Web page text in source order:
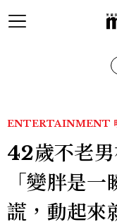
ENTERTAINMENT
42歲不老男
「變胖是
謊，動起來